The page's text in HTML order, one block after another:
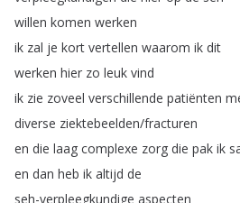
willen komen werken
ik zal je kort vertellen waarom ik dit
werken hier zo leuk vind
ik zie zoveel verschillende patiënten
diverse ziektebeelden/fracturen
en die laag complexe zorg die pak ik
en dan heb ik altijd de
seh-verpleegkundige aspecten